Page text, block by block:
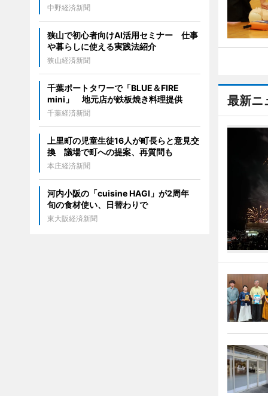
最新ニ
中野経済新聞
狭山で初心者向けAI活用セミナー 仕事
や暮らしに使える実践法紹介
狭山経済新聞
千葉ポートタワーで「BLUE＆FIRE
mini」 地元店が鉄板焼き料理提供
千葉経済新聞
上里町の児童生徒16人が町長らと意見交
換 議場で町への提案、再質問も
本庄経済新聞
河内小阪の「cuisine HAGI」が2周年
旬の食材使い、日替わりで
東大阪経済新聞